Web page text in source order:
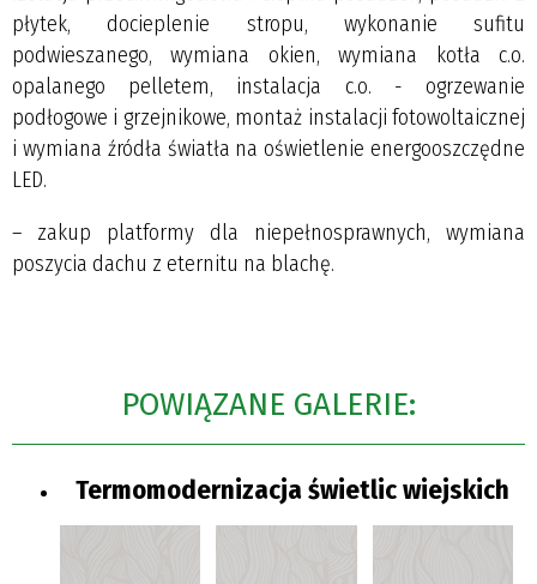
płytek, docieplenie stropu, wykonanie sufitu
podwieszanego, wymiana okien, wymiana kotła c.o.
opalanego pelletem, instalacja c.o. - ogrzewanie
podłogowe i grzejnikowe, montaż instalacji fotowoltaicznej
i wymiana źródła światła na oświetlenie energooszczędne
LED.
– zakup platformy dla niepełnosprawnych, wymiana
poszycia dachu z eternitu na blachę.
POWIĄZANE GALERIE:
Termomodernizacja świetlic wiejskich